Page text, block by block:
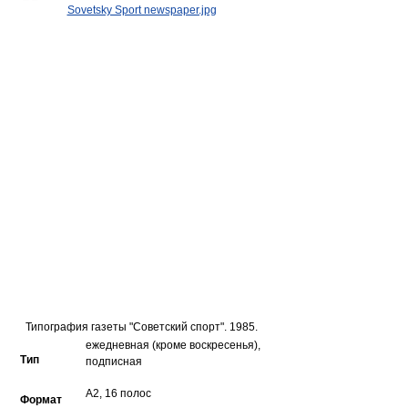
Типография газеты "Советский спорт". 1985.
Тип
ежедневная (кроме воскресенья),
подписная
Формат A2, 16 полос